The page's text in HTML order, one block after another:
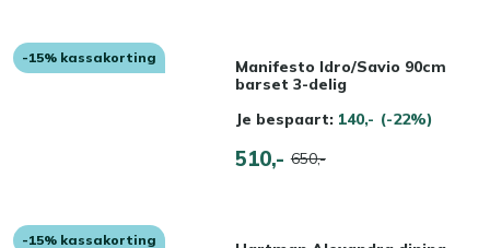
-15% kassakorting
Manifesto Idro/Savio 90cm
barset 3-delig
Je bespaart: 140,- (-22%)
510,- 650,-
-15% kassakorting